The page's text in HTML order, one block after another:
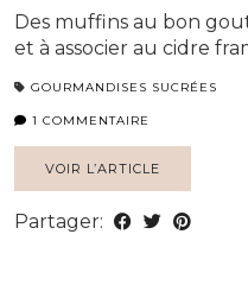
Des muffins au bon
et à associer au cidre
GOURMANDISES SUCRÉES
1 COMMENTAIRE
VOIR L’ARTICLE
Partager: